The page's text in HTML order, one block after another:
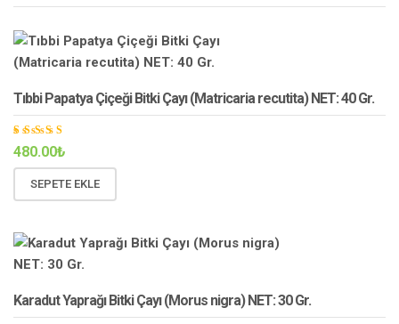
Tıbbi Papatya Çiçeği Bitki Çayı (Matricaria recutita) NET: 40 Gr.
5
üzerinde
n5.00
oy aldı
480.00₺
SEPETE EKLE
Karadut Yaprağı Bitki Çayı (Morus nigra) NET: 30 Gr.